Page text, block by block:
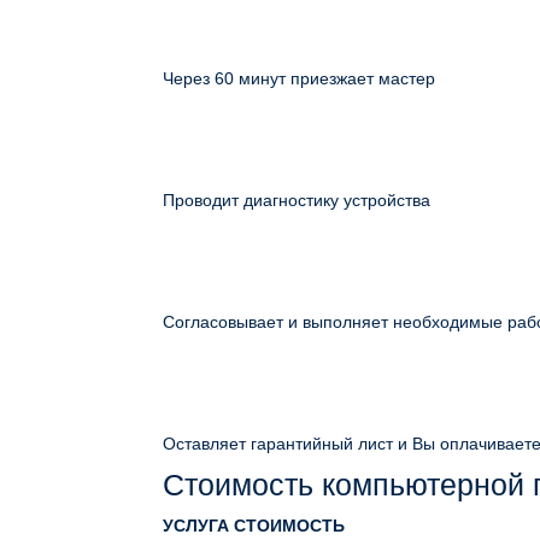
Через 60 минут приезжает мастер
Проводит диагностику устройства
Согласовывает и выполняет необходимые
Оставляет гарантийный лист и Вы оплачиваете
Стоимость
УСЛУГА СТОИМОСТЬ